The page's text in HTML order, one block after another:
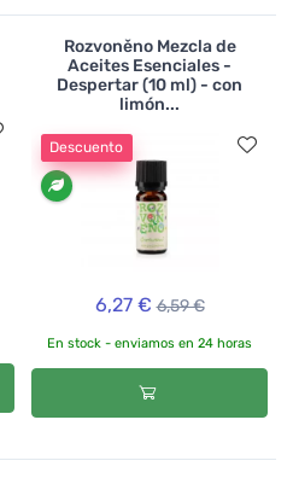
Rozvoněno Mezcla de
Aceites Esenciales -
Despertar (10 ml) - con
limón...
Descuento
6,27 € 6,59 €
En stock - enviamos en 24 horas